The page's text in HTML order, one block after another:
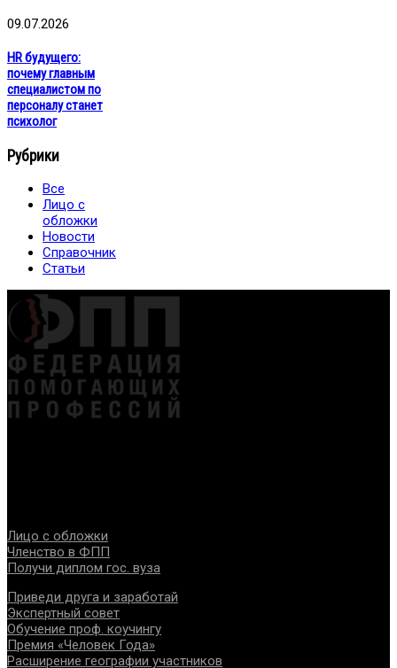
09.07.2026
HR будущего:
почему главным
специалистом по
персоналу станет
психолог
Рубрики
Все
Лицо с
обложки
Новости
Справочник
Статьи
Лицо с обложки
Членство в ФПП
Получи диплом гос. вуза
Приведи друга и заработай
Экспертный совет
Обучение проф. коучингу
Премия «Человек Года»
Расширение географии участников